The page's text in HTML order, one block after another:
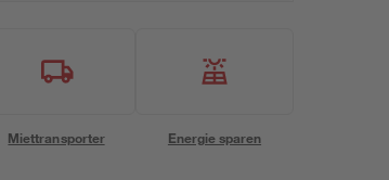
Miettransporter Energie sparen